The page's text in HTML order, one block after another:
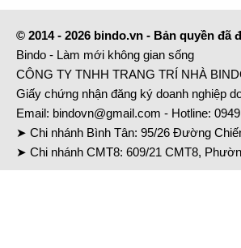
© 2014 - 2026 bindo.vn - Bản quyền đã
Bindo - Làm mới không gian sống
CÔNG TY TNHH TRANG TRÍ NHÀ
Giấy chứng nhận đăng ký doanh nghiệp
Email: bindovn@gmail.com - Hotline:
➤ Chi nhánh Bình Tân: 95/26 Đường
➤ Chi nhánh CMT8: 609/21 CMT8,